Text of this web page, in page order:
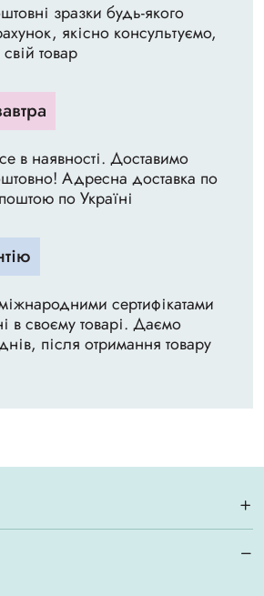
зразки будь-якого
якісно консультуємо,
товар
в наявності. Доставимо
Адресна доставка по
по Україні
сертифікатами
в своєму товарі. Даємо
після отримання товару